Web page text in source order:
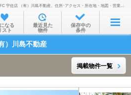
お部屋を探す
沿線・駅から
通勤通学時間から
賃貸マンション･アパート探しならホームメイト FC 宇佐店 （有）川島不動産。住所･アクセス・所在地・地図・営業時間・定休日・電話番号などを掲載。
なる
スト
最近見た
物件
保存中の
条件
）川島不動産
掲載物件一覧